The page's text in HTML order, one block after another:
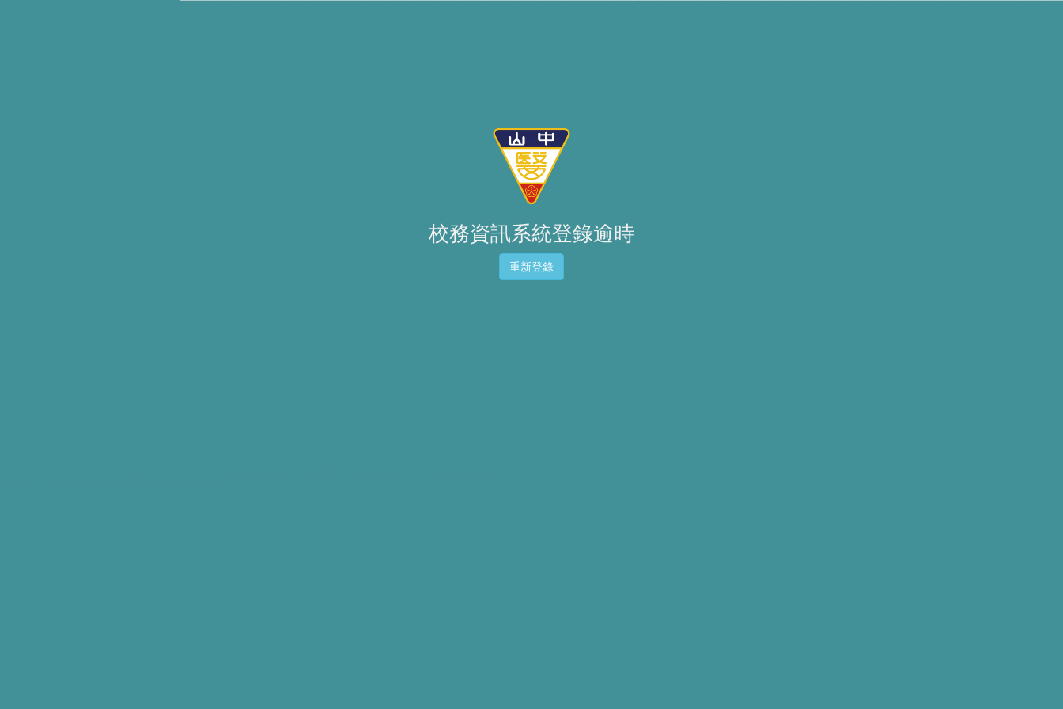
校務資訊系統登錄逾時
重新登錄